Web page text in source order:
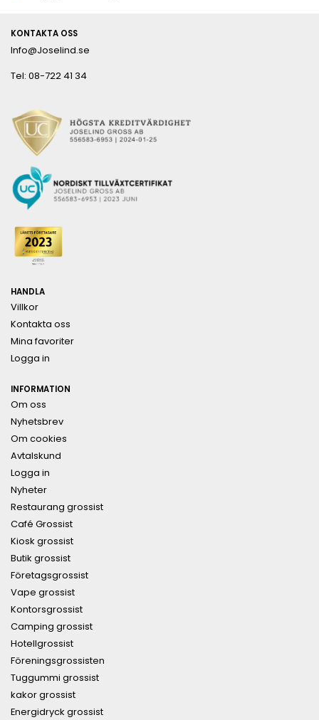
KONTAKTA OSS
Info@Joselind.se
Tel: 08-722 41 34
HANDLA
Villkor
Kontakta oss
Mina favoriter
Logga in
INFORMATION
Om oss
Nyhetsbrev
Om cookies
Avtalskund
Logga in
Nyheter
Restaurang grossist
Café Grossist
Kiosk grossist
Butik grossist
Företagsgrossist
Vape grossist
Kontorsgrossist
Camping grossist
Hotellgrossist
Föreningsgrossisten
Tuggummi grossist
kakor grossist
Energidryck grossist